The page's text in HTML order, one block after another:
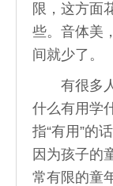
限，这方面
些。音体美
间就少了。
有很多人
什么有用学
指“有用”的
因为孩子的
常有限的童